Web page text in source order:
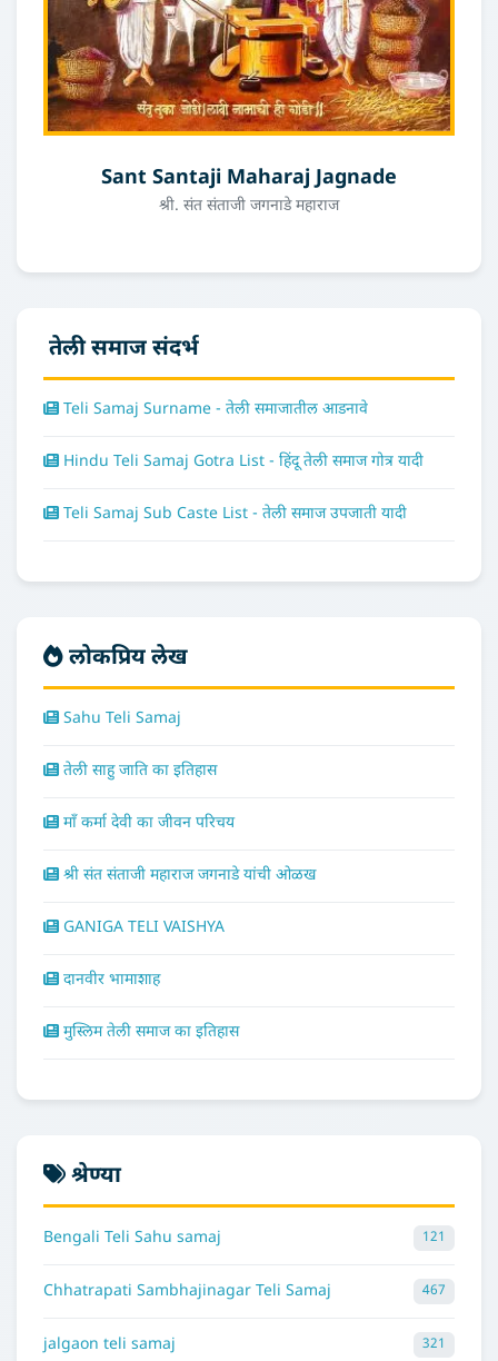
Sant Santaji Maharaj Jagnade
श्री. संत संताजी जगनाडे महाराज
तेली समाज संदर्भ
Teli Samaj Surname - तेली समाजातील आडनावे
Hindu Teli Samaj Gotra List - हिंदू तेली समाज गोत्र यादी
Teli Samaj Sub Caste List - तेली समाज उपजाती यादी
लोकप्रिय लेख
Sahu Teli Samaj
तेली साहु जाति का इतिहास
माँ कर्मा देवी का जीवन परिचय
श्री संत संताजी महाराज जगनाडे यांची ओळख
GANIGA TELI VAISHYA
दानवीर भामाशाह
मुस्लिम तेली समाज का इतिहास
श्रेण्या
Bengali Teli Sahu samaj 121
Chhatrapati Sambhajinagar Teli Samaj 467
jalgaon teli samaj 321